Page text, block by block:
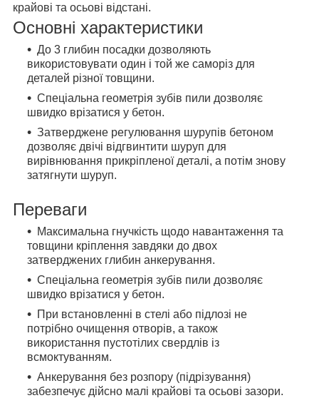
крайові та осьові відстані.
Основні характеристики
До 3 глибин посадки дозволяють
використовувати один і той же саморіз для
деталей різної товщини.
Спеціальна геометрія зубів пили дозволяє
швидко врізатися у бетон.
Затверджене регулювання шурупів бетоном
дозволяє двічі відгвинтити шуруп для
вирівнювання прикріпленої деталі, а потім знову
затягнути шуруп.
Переваги
Максимальна гнучкість щодо навантаження та
товщини кріплення завдяки до двох
затверджених глибин анкерування.
Спеціальна геометрія зубів пили дозволяє
швидко врізатися у бетон.
При встановленні в стелі або підлозі не
потрібно очищення отворів, а також
використання пустотілих свердлів із
всмоктуванням.
Анкерування без розпору (підрізування)
забезпечує дійсно малі крайові та осьові зазори.